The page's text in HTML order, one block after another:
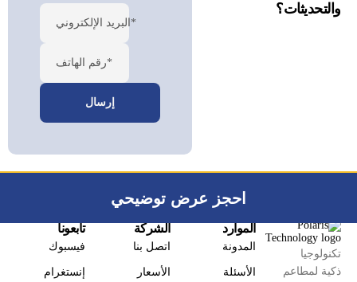
احجز عرض توضيحي
والتحديثات؟
البريد الإلكتروني*
رقم الهاتف*
تكنولوجيا
ذكية لمطاعم
الموارد
المدونة
الأسئلة
الشركة
اتصل بنا
الأسعار
تابعونا
فيسبوك
إنستغرام